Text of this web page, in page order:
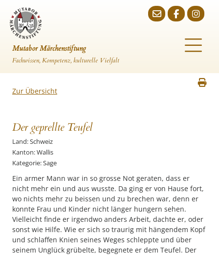
Mutabor Märchenstiftung
Fachwissen, Kompetenz, kulturelle Vielfalt
Zur Übersicht
Der geprellte Teufel
Land: Schweiz
Kanton: Wallis
Kategorie: Sage
Ein armer Mann war in so grosse Not geraten, dass er
nicht mehr ein und aus wusste. Da ging er von Hause fort,
wo nichts mehr zu beissen und zu brechen war, denn er
konnte Frau und Kinder nicht länger hungern sehen.
Vielleicht finde er irgendwo anders Arbeit, dachte er, oder
sonst wie Hilfe. Wie er sich so traurig mit hängendem Kopf
und schlaffen Knien seines Weges schleppte und über
seinem Unglück grübelte, begegnete er dem Teufel. Der